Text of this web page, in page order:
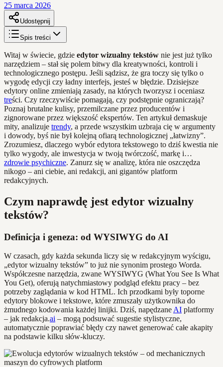
25 marca 2026
Udostępnij
Spis treści
Witaj w świecie, gdzie edytor wizualny tekstów nie jest już tylko
narzędziem – stał się polem bitwy dla kreatywności, kontroli i
technologicznego postępu. Jeśli sądzisz, że gra toczy się tylko o
wygodę edycji czy ładny interfejs, jesteś w błędzie. Dzisiejsze
edytory online zmieniają zasady, na których tworzysz i oceniasz
treści. Czy rzeczywiście pomagają, czy podstępnie ograniczają?
Poznaj brutalne kulisy, przemilczane przez producentów i
zignorowane przez większość ekspertów. Ten artykuł demaskuje
mity, analizuje trendy, a przede wszystkim uzbraja cię w argumenty
i dowody, byś nie był kolejną ofiarą technologicznej „łatwizny”.
Zrozumiesz, dlaczego wybór edytora tekstowego to dziś kwestia nie
tylko wygody, ale inwestycja w twoją twórczość, markę i…
zdrowie psychiczne. Zanurz się w analizę, która nie oszczędza
nikogo – ani ciebie, ani redakcji, ani gigantów platform
redakcyjnych.
Czym naprawdę jest edytor wizualny
tekstów?
Definicja i geneza: od WYSIWYG do AI
W czasach, gdy każda sekunda liczy się w redakcyjnym wyścigu,
„edytor wizualny tekstów” to już nie synonim prostego Worda.
Współczesne narzędzia, zwane WYSIWYG (What You See Is What
You Get), oferują natychmiastowy podgląd efektu pracy – bez
potrzeby zaglądania w kod HTML. Ich przodkami były toporne
edytory blokowe i tekstowe, które zmuszały użytkownika do
żmudnego kodowania każdej linijki. Dziś, napędzane AI platformy
– jak redakcja.ai – mogą podsuwać sugestie stylistyczne,
automatycznie poprawiać błędy czy nawet generować całe akapity
na podstawie kilku słów-kluczy.